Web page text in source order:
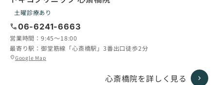
土曜診療あり
call06-6241-6663
営業時間： 9:45〜18:00
最寄り駅： 御堂筋線「心斎橋駅」3番出口徒歩2分
location_onGoogle Map
グ
心斎橋院を詳しく見る